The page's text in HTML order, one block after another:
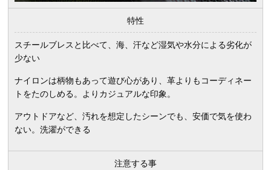
特性
スチールブレスと比べて、海、汗など湿気や水分による劣化が
少ない
ナイロンは柄物もあって遊び心があり、革よりもコーディネー
トをたのしめる。よりカジュアルな印象。
アウトドアなど、汚れを想定したシーンでも、安価で気を使わ
ない。洗濯ができる
注意する事